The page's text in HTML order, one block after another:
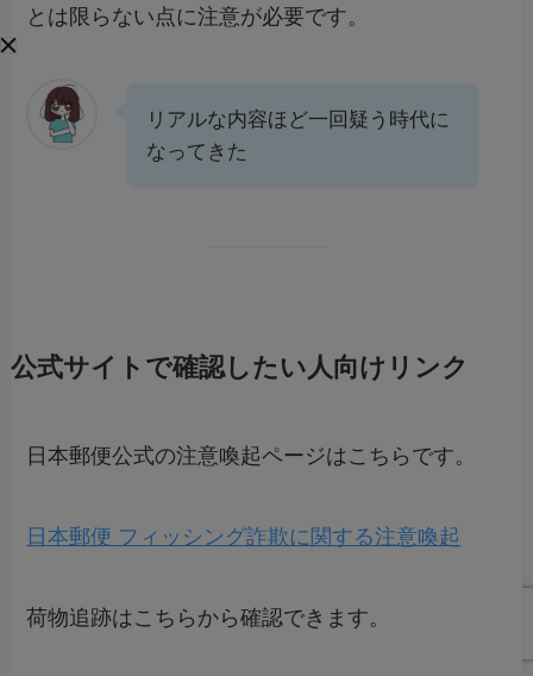
とは限らない点に注意が必要です。
リアルな内容ほど一回疑う時代に
なってきた
公式サイトで確認したい人向けリンク
日本郵便公式の注意喚起ページはこちらです。
日本郵便 フィッシング詐欺に関する注意喚起
荷物追跡はこちらから確認できます。